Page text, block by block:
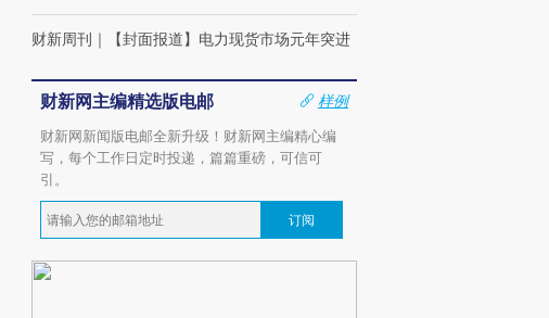
财新周刊 ｜ 【封面报道】电力现货市场元年突进
财新网主编精选版电邮
样例
财新网新闻版电邮全新升级！财新网主编精心编
写，每个工作日定时投递，篇篇重磅，可信可
引。
订阅